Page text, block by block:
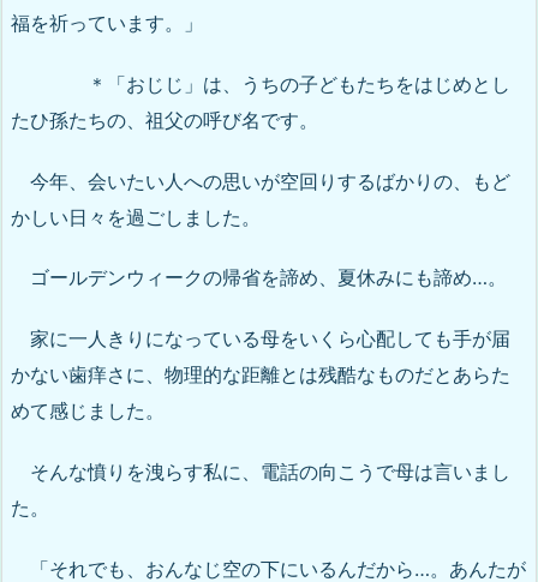
福を祈っています。」
＊「おじじ」は、うちの子どもたちをはじめとし
たひ孫たちの、祖父の呼び名です。
今年、会いたい人への思いが空回りするばかりの、もど
かしい日々を過ごしました。
ゴールデンウィークの帰省を諦め、夏休みにも諦め…。
家に一人きりになっている母をいくら心配しても手が届
かない歯痒さに、物理的な距離とは残酷なものだとあらた
めて感じました。
そんな憤りを洩らす私に、電話の向こうで母は言いまし
た。
「それでも、おんなじ空の下にいるんだから…。あんたが